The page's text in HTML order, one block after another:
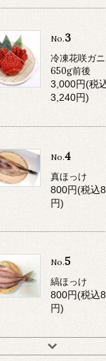
No.3
冷凍花咲ガニ
650g前後
3,000円(税
3,240円)
No.4
真ほっけ
800円(税込
円)
No.5
縞ほっけ
800円(税込
円)